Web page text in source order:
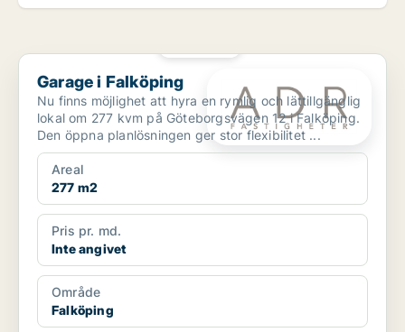
Garage i Falköping
Garage i Falköping
Nu finns möjlighet att hyra en rymlig och lättillgänglig
lokal om 277 kvm på Göteborgsvägen 12 i Falköping.
Den öppna planlösningen ger stor flexibilitet ...
Areal
277 m2
Pris pr. md.
Inte angivet
Område
Falköping